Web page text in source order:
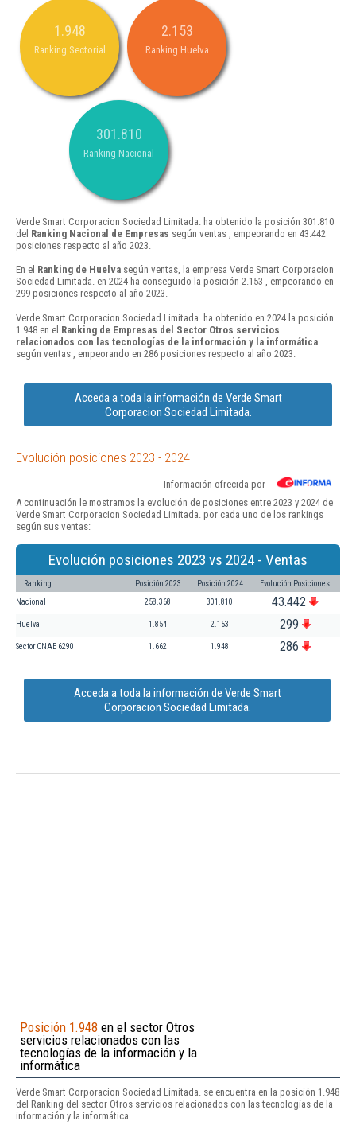
1.948
Ranking Sectorial
2.153
Ranking Huelva
301.810
Ranking Nacional
Verde Smart Corporacion Sociedad Limitada. ha obtenido la posición 301.810
del Ranking Nacional de Empresas según ventas , empeorando en 43.442
posiciones respecto al año 2023.
En el Ranking de Huelva según ventas, la empresa Verde Smart Corporacion
Sociedad Limitada. en 2024 ha conseguido la posición 2.153 , empeorando en
299 posiciones respecto al año 2023.
Verde Smart Corporacion Sociedad Limitada. ha obtenido en 2024 la posición
1.948 en el Ranking de Empresas del Sector Otros servicios
relacionados con las tecnologías de la información y la informática
según ventas , empeorando en 286 posiciones respecto al año 2023.
Acceda a toda la información de Verde Smart
Corporacion Sociedad Limitada.
Evolución posiciones 2023 - 2024
Información ofrecida por
A continuación le mostramos la evolución de posiciones entre 2023 y 2024 de
Verde Smart Corporacion Sociedad Limitada. por cada uno de los rankings
según sus ventas:
Evolución posiciones 2023 vs 2024 - Ventas
Ranking Posición 2023 Posición 2024 Evolución Posiciones
Nacional 258.368 301.810 43.442
Huelva 1.854 2.153 299
Sector CNAE 6290 1.662 1.948 286
Acceda a toda la información de Verde Smart
Corporacion Sociedad Limitada.
Posición 1.948 en el sector Otros
servicios relacionados con las
tecnologías de la información y la
informática
Verde Smart Corporacion Sociedad Limitada. se encuentra en la posición 1.948
del Ranking del sector Otros servicios relacionados con las tecnologías de la
información y la informática.